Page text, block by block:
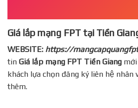
Giá lắp mạng FPT tại Tiền
WEBSITE: https://
tin Giá lắp mạng FPT Tiền Giang
khách lựa chọn đăng ký liên hệ nhân
thêm.